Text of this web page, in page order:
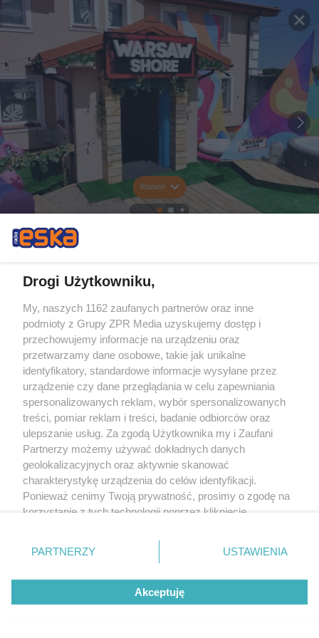
Rozwiń
Drogi Użytkowniku,
My, naszych 1162 zaufanych partnerów oraz inne
podmioty z Grupy ZPR Media uzyskujemy dostęp i
przechowujemy informacje na urządzeniu oraz
przetwarzamy dane osobowe, takie jak unikalne
identyfikatory, standardowe informacje wysyłane przez
urządzenie czy dane przeglądania w celu zapewniania
spersonalizowanych reklam, wybór spersonalizowanych
treści, pomiar reklam i treści, badanie odbiorców oraz
ulepszanie usług. Za zgodą Użytkownika my i Zaufani
Partnerzy możemy używać dokładnych danych
geolokalizacyjnych oraz aktywnie skanować
charakterystykę urządzenia do celów identyfikacji.
Ponieważ cenimy Twoją prywatność, prosimy o zgodę na
korzystanie z tych technologii poprzez kliknięcie
zmienić/wycofać klikając przycisk ustawień prywatności
znajdujący się w lewym dolnym rogu strony
rodzaje przetwarzania danych nie wymagają zgody
użytkownika, ale masz prawo sprzeciwić się takiemu
przetwarzaniu. Preferencje będą miały zastosowanie tylko
PARTNERZY USTAWIENIA
Akceptuję